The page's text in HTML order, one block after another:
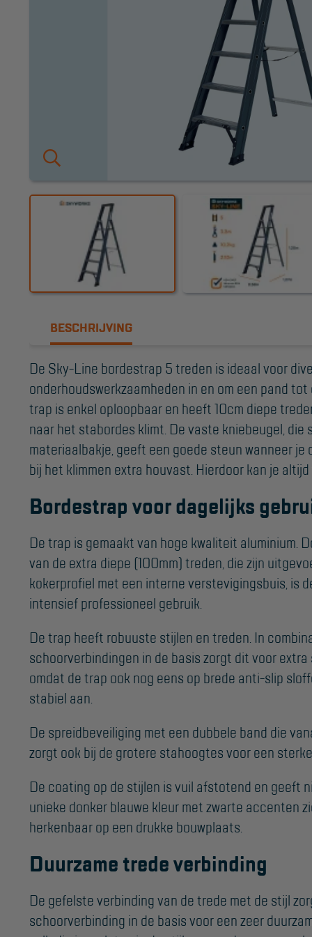
KEURING
Keuring en Inspectie
Ladders en
trappen
Steigers
Reparatie en
onderhoud
Aanmelden
Inspectiewekker
OVER ONS
Vestigingen
Dealers
Werken bij ons
Product video's
BESCHRIJVING
De Sky-Line bordestrap 5 treden is ideaal voor
onderhoudswerkzaamheden in en om een pand
trap is enkel oploopbaar en heeft 10cm diepe
naar het stabordes klimt. De vaste kniebeugel, die
materiaalbakje, geeft een goede steun wanneer
bij het klimmen extra houvast. Hierdoor kan je
Bordestrap voor dagelijks
De trap is gemaakt van hoge kwaliteit aluminium.
van de extra diepe (100mm) treden, die zijn
kokerprofiel met een interne verstevigingsbuis, is
intensief professioneel gebruik.
De trap heeft robuuste stijlen en treden. In
schoorverbindingen in de basis zorgt dit voor
omdat de trap ook nog eens op brede anti-slip
stabiel aan.
De spreidbeveiliging met een dubbele band die
zorgt ook bij de grotere stahoogtes voor een
De coating op de stijlen is vuil afstotend en geeft
unieke donker blauwe kleur met zwarte accenten
herkenbaar op een drukke bouwplaats.
Duurzame trede verbinding
De gefelste verbinding van de trede met de stijl
schoorverbinding in de basis voor een zeer